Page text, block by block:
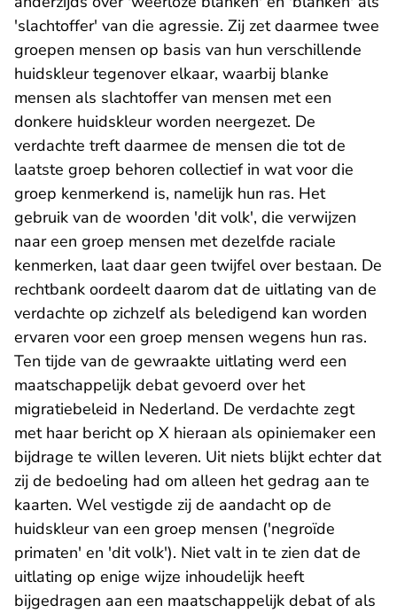
'slachtoffer' van die agressie. Zij zet daarmee twee
groepen mensen op basis van hun verschillende
huidskleur tegenover elkaar, waarbij blanke
mensen als slachtoffer van mensen met een
donkere huidskleur worden neergezet. De
verdachte treft daarmee de mensen die tot de
laatste groep behoren collectief in wat voor die
groep kenmerkend is, namelijk hun ras. Het
gebruik van de woorden 'dit volk', die verwijzen
naar een groep mensen met dezelfde raciale
kenmerken, laat daar geen twijfel over bestaan. De
rechtbank oordeelt daarom dat de uitlating van de
verdachte op zichzelf als beledigend kan worden
ervaren voor een groep mensen wegens hun ras.
Ten tijde van de gewraakte uitlating werd een
maatschappelijk debat gevoerd over het
migratiebeleid in Nederland. De verdachte zegt
met haar bericht op X hieraan als opiniemaker een
bijdrage te willen leveren. Uit niets blijkt echter dat
zij de bedoeling had om alleen het gedrag aan te
kaarten. Wel vestigde zij de aandacht op de
huidskleur van een groep mensen ('negroïde
primaten' en 'dit volk'). Niet valt in te zien dat de
uitlating op enige wijze inhoudelijk heeft
bijgedragen aan een maatschappelijk debat of als